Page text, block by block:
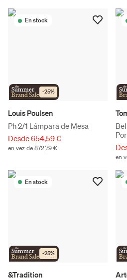
En stock
the
Summer
Brand Sale -25%
Louis Poulsen
Ph 2/1 Lámpara de Mesa
Desde 654,59 €
en vez de 872,79 €
the
en
En stock
the
Summer
Brand Sale -25%
&Tradition
the